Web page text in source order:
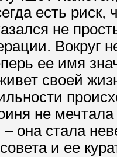
есть риск,
не
Вокруг
ее имя
своей
не
– она стала
и ее